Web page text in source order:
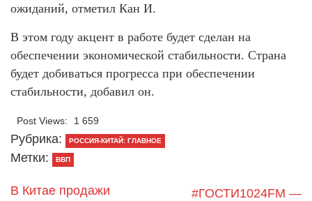
ожиданий, отметил Кан И.
В этом году акцент в работе будет сделан на
обеспечении экономической стабильности. Страна
будет добиваться прогресса при обеспечении
стабильности, добавил он.
Post Views: 1 659
Рубрика: РОССИЯ-КИТАЙ: ГЛАВНОЕ
Метки: ВВП
В Китае продажи
#ГОСТИ1024FM —